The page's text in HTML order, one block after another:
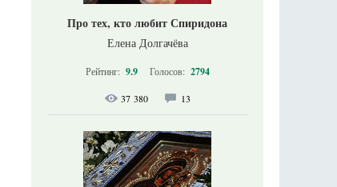
Про тех, кто любит Спиридона
Елена Долгачёва
Рейтинг: 9.9 Голосов: 2794
37 380 13